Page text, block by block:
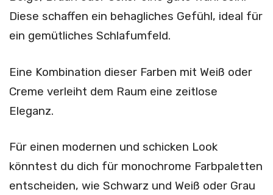
Diese schaffen ein behagliches Gefühl, ideal für
ein gemütliches Schlafumfeld.
Eine Kombination dieser Farben mit Weiß oder
Creme verleiht dem Raum eine zeitlose
Eleganz.
Für einen modernen und schicken Look
könntest du dich für monochrome Farbpaletten
entscheiden, wie Schwarz und Weiß oder Grau